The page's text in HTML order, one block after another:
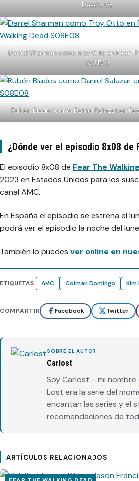
Dead 8.08
Daniel Sharman como Troy Otto en Fear
S08E08
Rubén Blades como Daniel Salazar en
¿Dónde ver el episodio 8x08 de
El episodio 8x08 de Fear The
2023 en Estados Unidos para los
canal AMC.
En España el episodio se estrena el
podrá ver el episodio la noche del
También lo puedes ver online en
ETIQUETAS AMC Colman Domingo Kim
COMPARTIR Facebook Twitter
SOBRE EL AUTOR
Carlost
Soy Carlost —mi nombre
Lost era la serie del
encantan las series y el
recomendaciones de
ARTÍCULOS RELACIONADOS